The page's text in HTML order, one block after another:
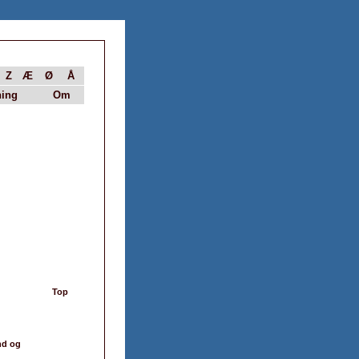
Z Æ Ø
Å
Om
Top
og